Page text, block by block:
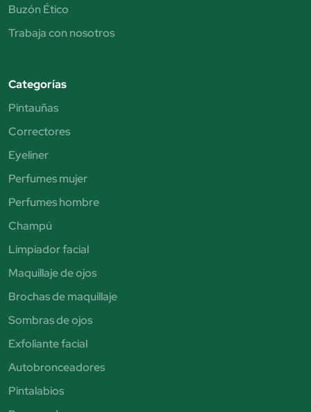
Buzón Ético
Trabaja con nosotros
Categorías
Pintauñas
Correctores
Eyeliner
Perfumes mujer
Perfumes hombre
Champú
Limpiador facial
Maquillaje de ojos
Brochas de maquillaje
Sombras de ojos
Exfoliante facial
Autobronceadores
Pintalabios